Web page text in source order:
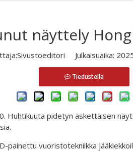
näyttely
Julkaisuaika:
Tiedustella
Huhtikuuta pidetyn äskettäisen
vuoristotekniikka